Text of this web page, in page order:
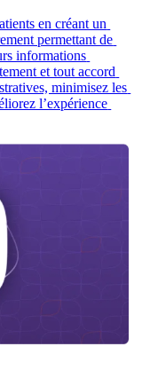
en créant un
permettant de
informations
et tout accord
minimisez les
l’expérience